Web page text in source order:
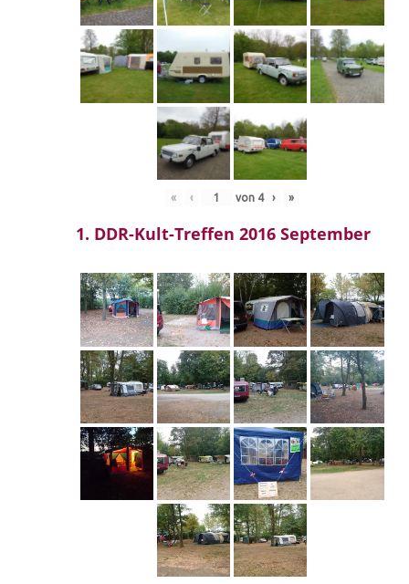
« ‹ von 4 › »
1. DDR-Kult-Treffen 2016 September